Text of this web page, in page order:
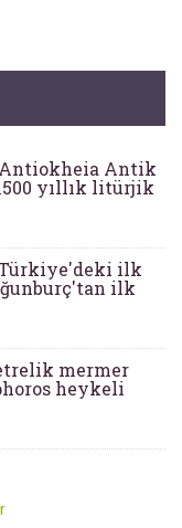
Antik
yıllık litürjik
ilk
ilk
mermer
heykeli